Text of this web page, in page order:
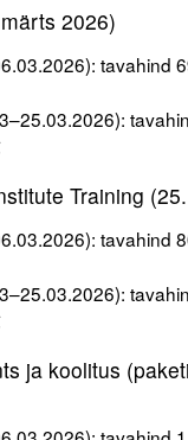
2026)
tavahind
Training
tavahind
ja koolitus